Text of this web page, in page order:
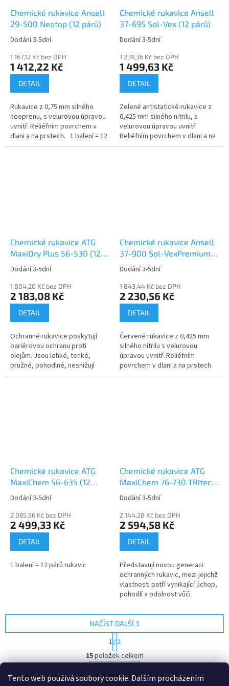
Tento web používá soubory cookie. Dalším procházením
Chemické rukavice Ansell
29-500 Neotop (12 párů)
Dodání 3-5dní
1 167,12 Kč bez DPH
1 412,22 Kč
DETAIL
Rukavice z 0,75 mm silného
neoprenu, s velurovou úpravou
uvnitř. Reliéfním povrchem v
dlani a na prstech. 1 balení = 12
párů rukavic
Chemické rukavice Ansell
37-695 Sol-Vex (12 párů)
Dodání 3-5dní
1 239,36 Kč bez DPH
1 499,63 Kč
DETAIL
Zelené antistatické rukavice z
0,425 mm silného nitrilu, s
velurovou úpravou uvnitř.
Reliéfním povrchem v dlani a na
prstech a odolností...
Chemické rukavice ATG
MaxiDry Plus 56-530 (12
párů)
Dodání 3-5dní
1 804,20 Kč bez DPH
2 183,08 Kč
DETAIL
Ochranné rukavice poskytují
bariérovou ochranu proti
olejům. Jsou lehké, tenké,
pružné, pohodlné, nesnižují
obratnost. Bezpečný úchop,...
Chemické rukavice Ansell
37-900 Sol-VexPremium
(12 párů)
Dodání 3-5dní
1 843,44 Kč bez DPH
2 230,56 Kč
DETAIL
Červené rukavice z 0,425 mm
silného nitrilu s velurovou
úpravou uvnitř. Reliéfním
povrchem v dlani a na prstech.
individuálně testovány...
Chemické rukavice ATG
MaxiChem 56-635 (12
párů)
Dodání 3-5dní
2 065,56 Kč bez DPH
2 499,33 Kč
DETAIL
1 balení = 12 párů rukavic
Chemické rukavice ATG
MaxiChem 76-730 TRItech
(12 párů)
Dodání 3-5dní
2 144,28 Kč bez DPH
2 594,58 Kč
DETAIL
Představují novou generaci
ochranných rukavic, mezi jejichž
vlastnosti patří vynikající úchop,
pohodlí a odolnost vůči
O
v
á
NAČÍST DALŠÍ 3
t
r
á
k
1 2
15položek celkem